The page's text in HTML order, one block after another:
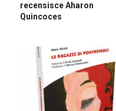
recensisce Aharon
Quincoces